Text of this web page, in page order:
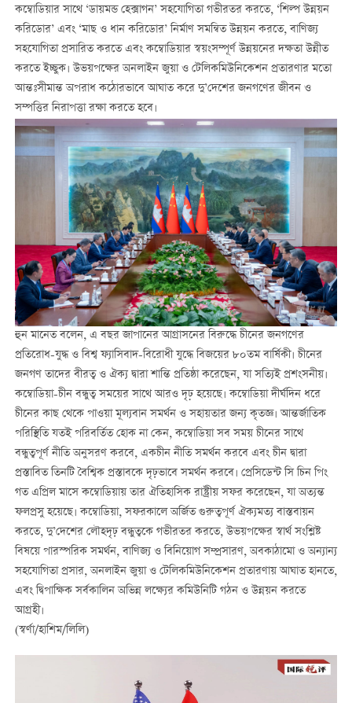
কম্বোডিয়ার সাথে ‘ডায়মন্ড হেক্সাগন’ সহযোগিতা গভীরতর করতে, ‘শিল্প উন্নয়ন
করিডোর’ এবং ‘মাছ ও ধান করিডোর’ নির্মাণ সমন্বিত উন্নয়ন করতে, বাণিজ্য
সহযোগিতা প্রসারিত করতে এবং কম্বোডিয়ার স্বয়ংসম্পূর্ণ উন্নয়নের দক্ষতা উন্নীত
করতে ইচ্ছুক। উভয়পক্ষের অনলাইন জুয়া ও টেলিকমিউনিকেশন প্রতারণার মতো
আন্তঃসীমান্ত অপরাধ কঠোরভাবে আঘাত করে দু’দেশের জনগণের জীবন ও
সম্পত্তির নিরাপত্তা রক্ষা করতে হবে।
হুন মানেত বলেন, এ বছর জাপানের আগ্রাসনের বিরুদ্ধে চীনের জনগণের
প্রতিরোধ-যুদ্ধ ও বিশ্ব ফ্যাসিবাদ-বিরোধী যুদ্ধে বিজয়ের ৮০তম বার্ষিকী। চীনের
জনগণ তাদের বীরত্ব ও ঐক্য দ্বারা শান্তি প্রতিষ্ঠা করেছেন, যা সত্যিই প্রশংসনীয়।
কম্বোডিয়া-চীন বন্ধুত্ব সময়ের সাথে আরও দৃঢ় হয়েছে। কম্বোডিয়া দীর্ঘদিন ধরে
চীনের কাছ থেকে পাওয়া মূল্যবান সমর্থন ও সহায়তার জন্য কৃতজ্ঞ। আন্তর্জাতিক
পরিস্থিতি যতই পরিবর্তিত হোক না কেন, কম্বোডিয়া সব সময় চীনের সাথে
বন্ধুত্বপূর্ণ নীতি অনুসরণ করবে, একচীন নীতি সমর্থন করবে এবং চীন দ্বারা
প্রস্তাবিত তিনটি বৈশ্বিক প্রস্তাবকে দৃঢ়ভাবে সমর্থন করবে। প্রেসিডেন্ট সি চিন পিং
গত এপ্রিল মাসে কম্বোডিয়ায় তার ঐতিহাসিক রাষ্ট্রীয় সফর করেছেন, যা অত্যন্ত
ফলপ্রসু হয়েছে। কম্বোডিয়া, সফরকালে অর্জিত গুরুত্বপূর্ণ ঐক্যমত্য বাস্তবায়ন
করতে, দু’দেশের লৌহদৃঢ় বন্ধুত্বকে গভীরতর করতে, উভয়পক্ষের স্বার্থ সংশ্লিষ্ট
বিষয়ে পারস্পরিক সমর্থন, বাণিজ্য ও বিনিয়োগ সম্প্রসারণ, অবকাঠামো ও অন্যান্য
সহযোগিতা প্রসার, অনলাইন জুয়া ও টেলিকমিউনিকেশন প্রতারণায় আঘাত হানতে,
এবং দ্বিপাক্ষিক সর্বকালিন অভিন্ন লক্ষ্যের কমিউনিটি গঠন ও উন্নয়ন করতে
আগ্রহী।
(স্বর্ণা/হাশিম/লিলি)